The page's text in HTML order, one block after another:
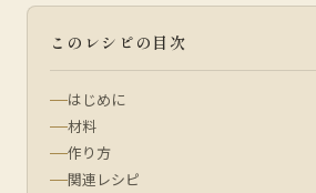
このレシピの目次
はじめに
材料
作り方
関連レシピ